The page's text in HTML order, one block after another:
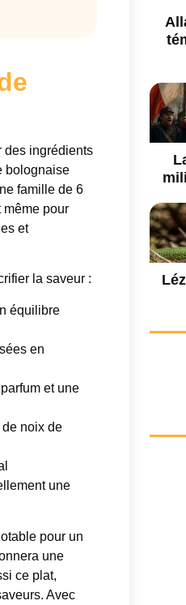
des ingrédients
bolognaise
famille de 6
même pour
et
la saveur :
équilibre
en
et une
de noix de
une
pour un
une
ce plat,
Avec